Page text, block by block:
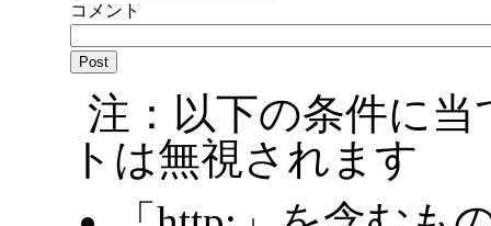
コメント
注：以下の条件に
トは無視されます